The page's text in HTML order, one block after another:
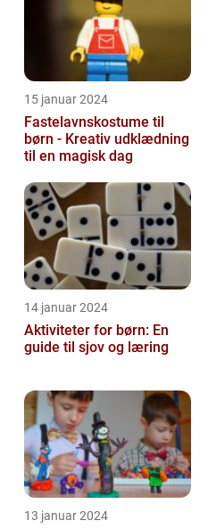
15 januar 2024
Fastelavnskostume til
børn - Kreativ udklædning
til en magisk dag
14 januar 2024
Aktiviteter for børn: En
guide til sjov og læring
13 januar 2024